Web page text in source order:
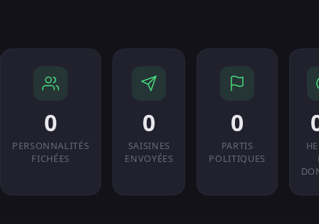
0
PERSONNALITÉS
FICHÉES
0
SAISINES
ENVOYÉES
0
PARTIS
POLITIQUES